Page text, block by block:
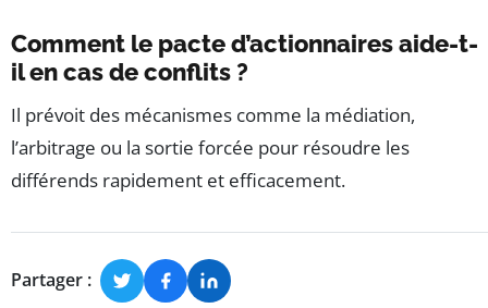
Comment le pacte d’actionnaires aide-t-
il en cas de conflits ?
Il prévoit des mécanismes comme la médiation,
l’arbitrage ou la sortie forcée pour résoudre les
différends rapidement et efficacement.
Partager :